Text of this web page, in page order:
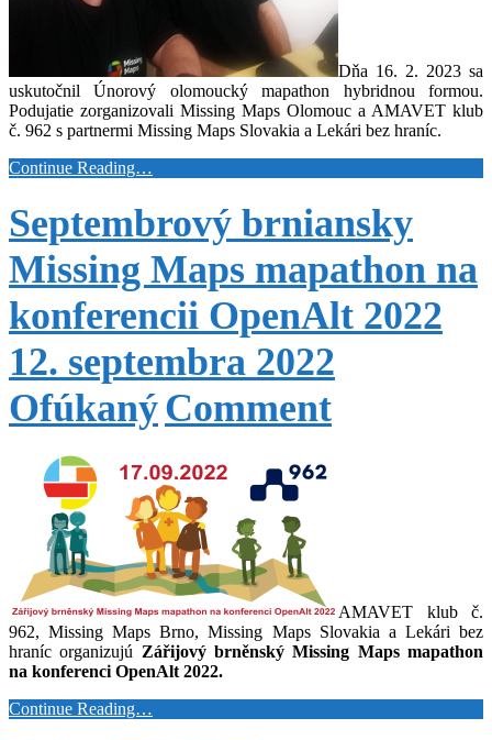
Dňa 16. 2. 2023 sa
uskutočnil Únorový olomoucký mapathon hybridnou formou.
Podujatie zorganizovali Missing Maps Olomouc a AMAVET klub
č. 962 s partnermi Missing Maps Slovakia a Lekári bez hraníc.
Continue Reading…
Septembrový brniansky
Missing Maps mapathon na
konferencii OpenAlt 2022
12. septembra 2022
OfúkanýComment
AMAVET klub č.
962, Missing Maps Brno, Missing Maps Slovakia a Lekári bez
hraníc organizujú Zářijový brněnský Missing Maps mapathon
na konferenci OpenAlt 2022.
Continue Reading…